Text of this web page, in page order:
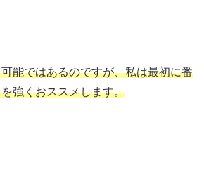
能ではあるのですが、私は最初に番
強くおススメします。